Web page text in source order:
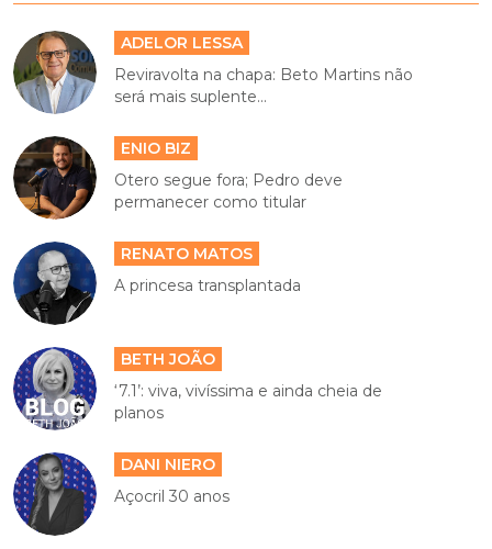
ADELOR LESSA
Reviravolta na chapa: Beto Martins não
será mais suplente...
ENIO BIZ
Otero segue fora; Pedro deve
permanecer como titular
RENATO MATOS
A princesa transplantada
BETH JOÃO
‘7.1’: viva, vivíssima e ainda cheia de
planos
DANI NIERO
Açocril 30 anos